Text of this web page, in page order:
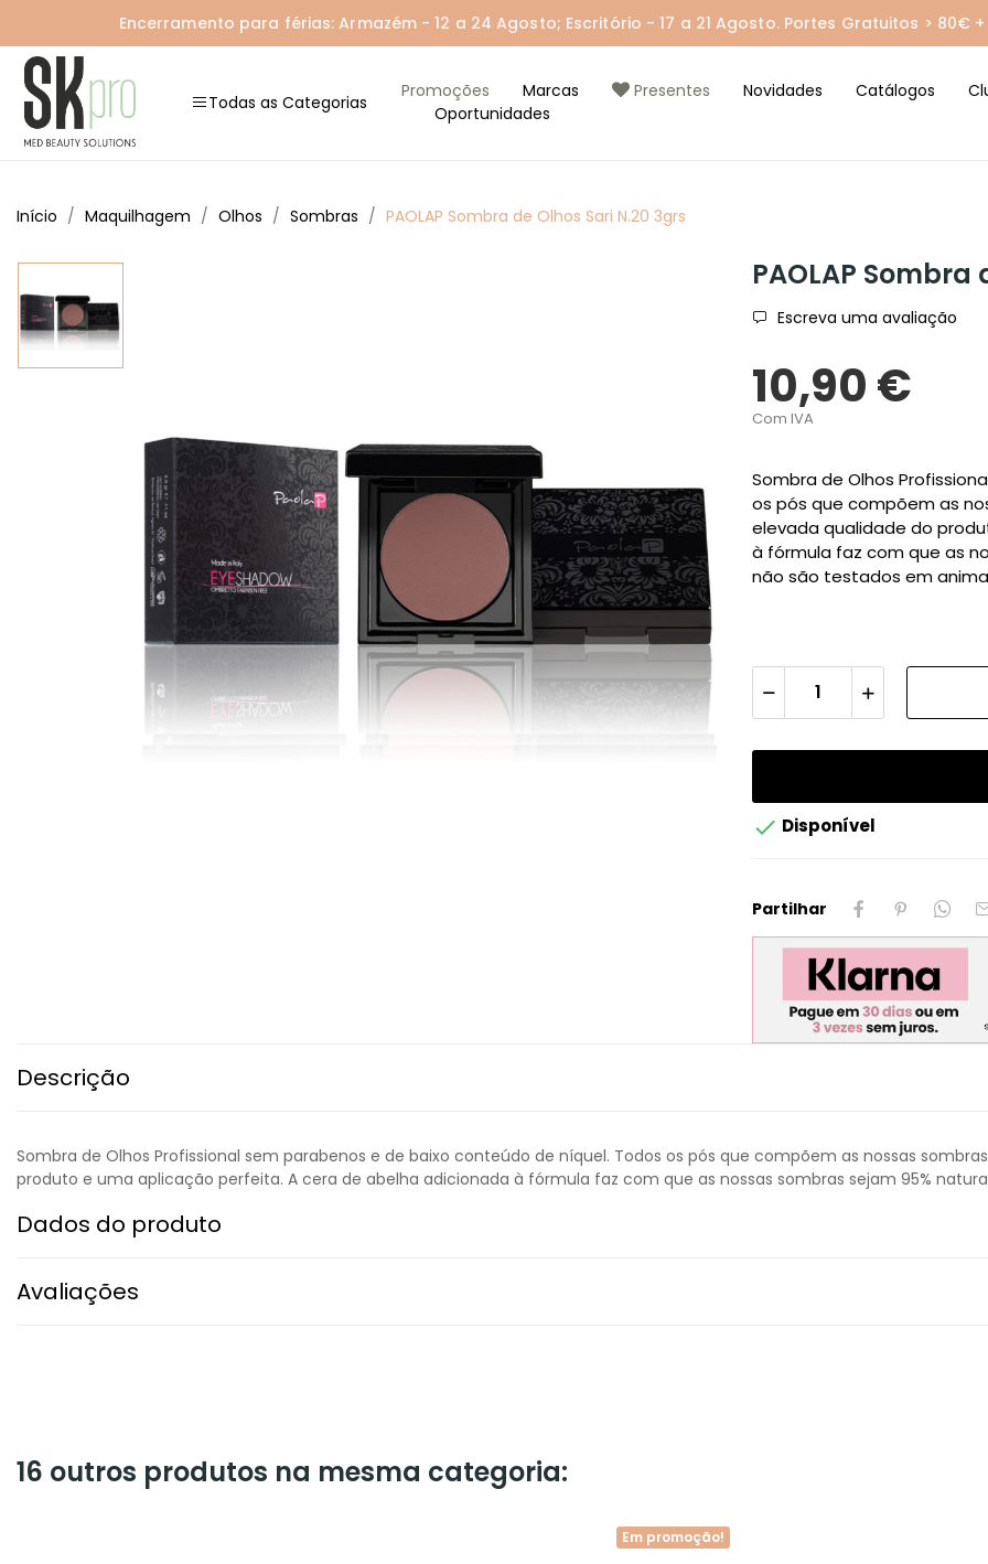
Encerramento para férias: Armazém - 12 a 24 Agosto; Escritório - 17 a 21 Agosto. Portes Gratuitos > 80€
Todas as Categorias
Promoções Marcas Presentes Novidades Catálogos
Oportunidades
Início Maquilhagem Olhos Sombras PAOLAP Sombra de Olhos Sari N.20 3grs
PAOLAP Sombra
Escreva uma avaliação
10,90 €
Com IVA
Sombra de Olhos
os pós que compõem as
elevada qualidade do
à fórmula faz com que as
não são testados em
 Disponível
Partilhar
Descrição
Sombra de Olhos Profissional sem parabenos e de baixo conteúdo de níquel. Todos os pós que compõem as nossas
produto e uma aplicação perfeita. A cera de abelha adicionada à fórmula faz com que as nossas sombras sejam 95%
Dados do produto
Avaliações
16 outros produtos na mesma categoria:
Em promoção!